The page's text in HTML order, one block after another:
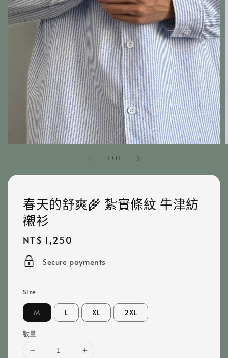
1 / 11
春天的舒爽🌾 紮實條紋 牛津紡
襯衫
Regular
price
NT$ 1,250
Secure payments
Size
M L XL 2XL
數量